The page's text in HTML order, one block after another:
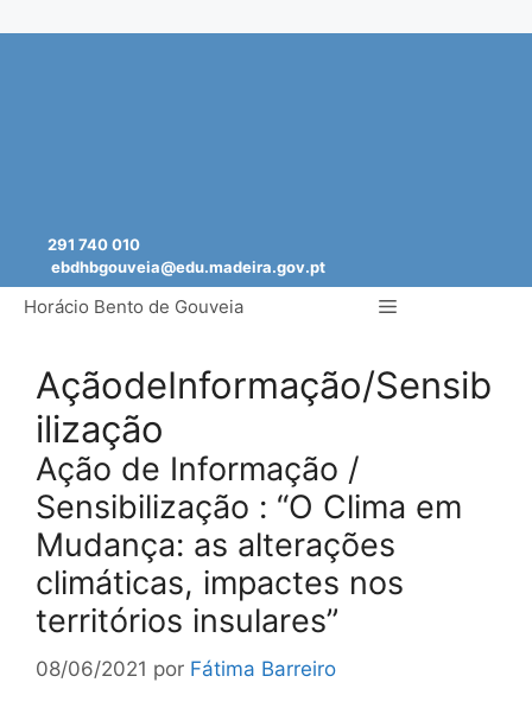
291 740 010
ebdhbgouveia@edu.madeira.gov.pt
Horácio Bento de Gouveia Menu
AçãodeInformação/Sensib
ilização
Ação de Informação /
Sensibilização : “O Clima em
Mudança: as alterações
climáticas, impactes nos
territórios insulares”
08/06/2021 por Fátima Barreiro